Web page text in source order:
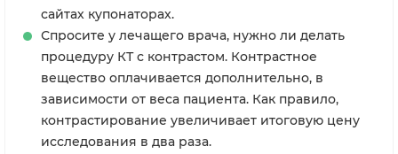
сайтах купонаторах.
Спросите у лечащего врача, нужно ли делать
процедуру КТ с контрастом. Контрастное
вещество оплачивается дополнительно, в
зависимости от веса пациента. Как правило,
контрастирование увеличивает итоговую цену
исследования в два раза.